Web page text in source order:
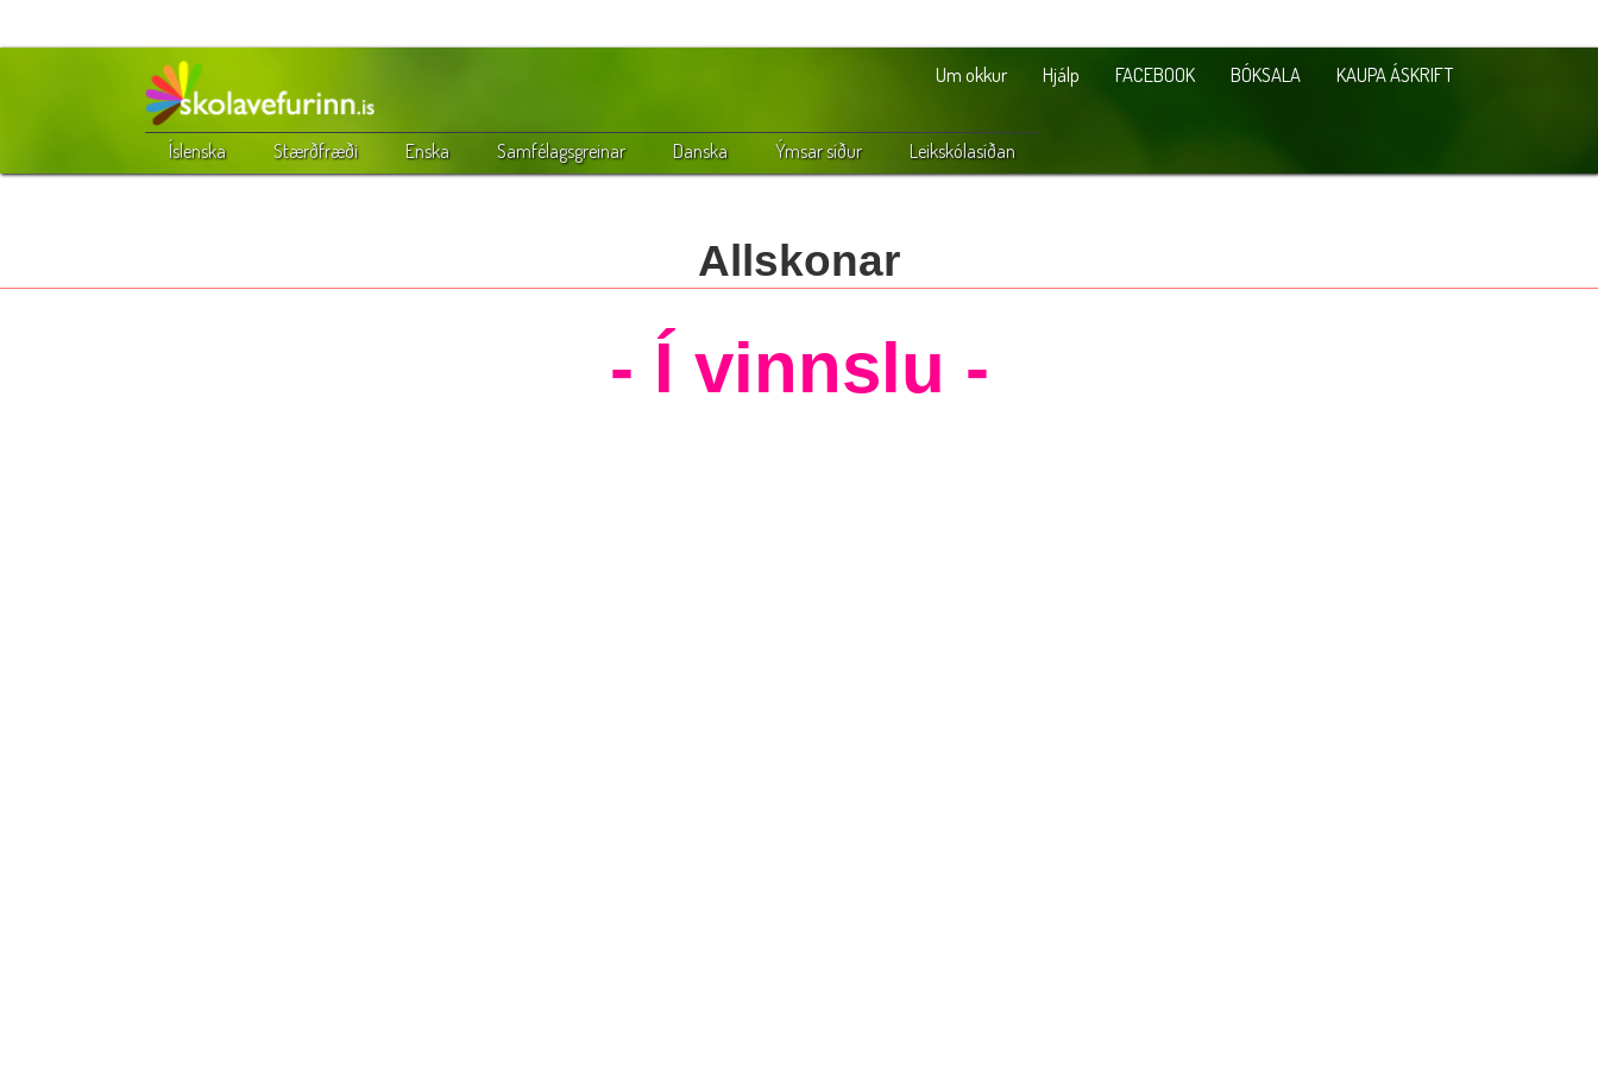
Um okkur Hjálp FACEBOOK BÓKSALA KAUPA ÁSKRIFT
Íslenska Stærðfræði Enska Samfélagsgreinar Danska Ýmsar síður Leikskólasíðan
Allskonar
- Í vinnslu -